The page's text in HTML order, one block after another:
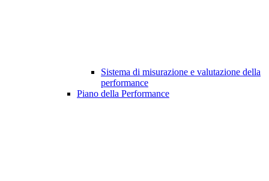
Sistema di misurazione e valutazione della
performance
Piano della Performance